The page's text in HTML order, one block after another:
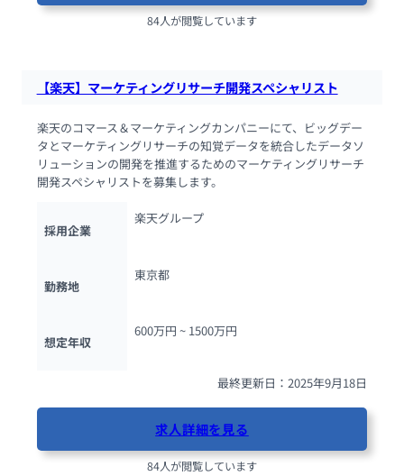
84人が閲覧しています
【楽天】マーケティングリサーチ開発スペシャリスト
楽天のコマース＆マーケティングカンパニーにて、ビッグデー
タとマーケティングリサーチの知覚データを統合したデータソ
リューションの開発を推進するためのマーケティングリサーチ
開発スペシャリストを募集します。
採用企業
楽天グループ
勤務地
東京都
想定年収
600万円 ~ 1500万円
最終更新日：2025年9月18日
求人詳細を見る
84人が閲覧しています